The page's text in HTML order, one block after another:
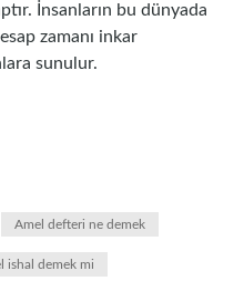
İnsanların bu dünyada
zamanı inkar
sunulur.
Amel defteri ne demek
ishal demek mi